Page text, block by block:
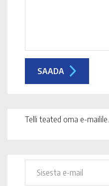
Telli teated oma e-mailile.